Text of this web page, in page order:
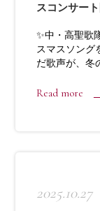
スコンサー
✨中・高聖歌
スマスソング
だ歌声が、冬
Read more
2025.10.27